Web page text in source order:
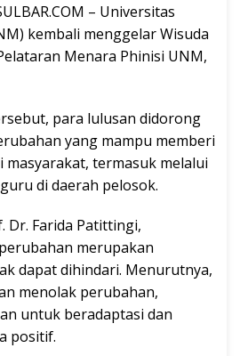
– Universitas
kembali menggelar Wisuda
Menara Phinisi UNM,
para lulusan didorong
yang mampu memberi
termasuk melalui
di daerah pelosok.
Dr. Farida Patittingi,
merupakan
dapat dihindari. Menurutnya,
menolak perubahan,
untuk beradaptasi dan
positif.